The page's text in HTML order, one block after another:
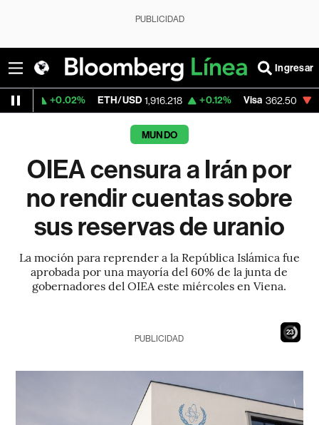
PUBLICIDAD
Ingresar
ETH/USD 1,916.218 +0.12% Visa 362.50 -2.15%
MUNDO
OIEA censura a Irán por
no rendir cuentas sobre
sus reservas de uranio
La moción para reprender a la República Islámica fue
aprobada por una mayoría del 60% de la junta de
gobernadores del OIEA este miércoles en Viena.
22
PUBLICIDAD